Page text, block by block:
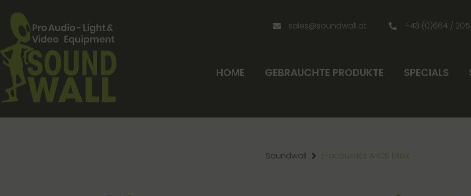
sales@soundwall.at +43 (0)664 /
HOME GEBRAUCHTE PRODUKTE SPECIALS
Soundwall L-acoustics ARCS 1 Box